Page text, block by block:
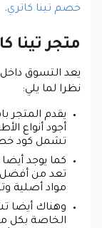
خصم تينا كاتري.
متجر تينا
يعد التسوق داخل
نظرا لما يلي:
يقدم
أجود أنواع
تشمل كود
كما يوجد
تعد من أفضل
مواد أصلية
وهناك أيضا
الخاصة بكل